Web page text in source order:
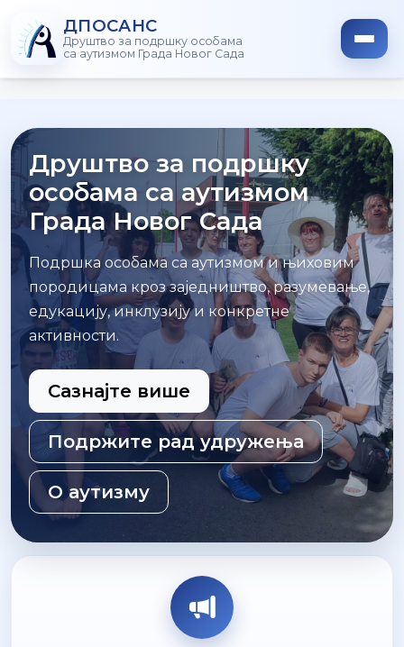
ДПОСАНС
Друштво за подршку особама
са аутизмом Града Новог Сада
Друштво за подршку
особама са аутизмом
Града Новог Сада
Подршка особама са аутизмом и њиховим
породицама кроз заједништво, разумевање,
едукацију, инклузију и конкретне
активности.
Сазнајте више
Подржите рад удружења
О аутизму